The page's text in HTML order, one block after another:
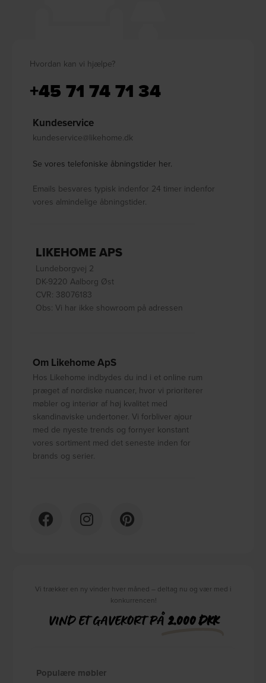
Hvordan kan vi hjælpe?
+45 71 74 71 34
Kundeservice
kundeservice@likehome.dk
Se vores telefoniske åbningstider her.
Emails besvares typisk indenfor 24 timer indenfor
vores almindelige åbningstider.
LIKEHOME APS
Lundeborgvej 2
DK-9220 Aalborg Øst
CVR: 38076183
Obs: Vi har ikke showroom på adressen
Om Likehome ApS
Hos Likehome indbydes du ind i et online rum
præget af nordiske nuancer, hvor vi prioriterer
møbler og interiør af høj kvalitet med
skandinaviske undertoner. Vi forbliver ajour
med de nyeste trends og fornyer konstant
vores sortiment med det seneste inden for
brands og serier.
Vi trækker en ny vinder hver måned – deltag nu og vær med i
konkurrencen!
VIND ET GAVEKORT PÅ2.000 DKK
Populære møbler